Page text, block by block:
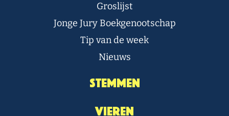
Groslijst
Jonge Jury Boekgenootschap
Tip van de week
Nieuws
Stemmen
Vieren